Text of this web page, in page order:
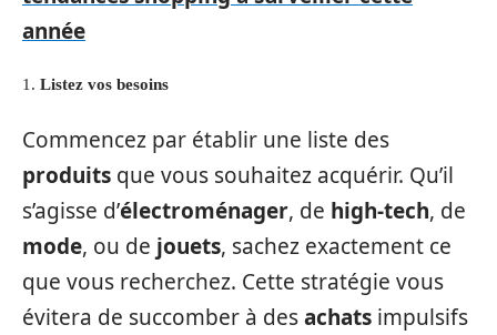
année
1. Listez vos besoins
Commencez par établir une liste des
produits que vous souhaitez acquérir. Qu’il
s’agisse d’électroménager, de high-tech, de
mode, ou de jouets, sachez exactement ce
que vous recherchez. Cette stratégie vous
évitera de succomber à desachats impulsifs